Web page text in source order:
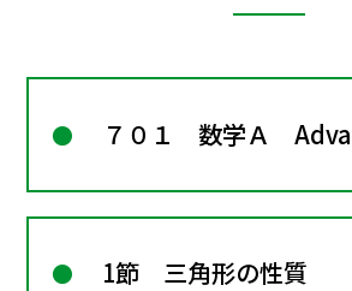
７０１ 数学Ａ
1節 三角形の性質